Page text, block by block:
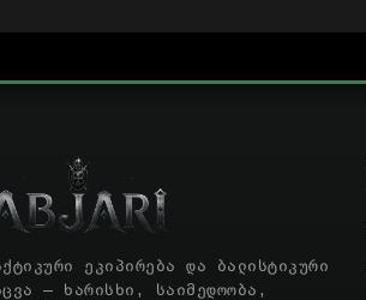
ეკიპირება და ბალისტიკური
— ხარისხი, საიმედოობა,